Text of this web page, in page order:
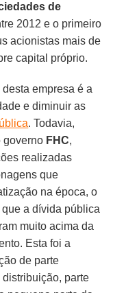
de
2012 e o primeiro
acionistas mais de
capital próprio.
empresa é a
e diminuir as
. Todavia,
governo FHC,
realizadas
que
na época, o
a dívida pública
muito acima da
Esta foi a
de parte
parte